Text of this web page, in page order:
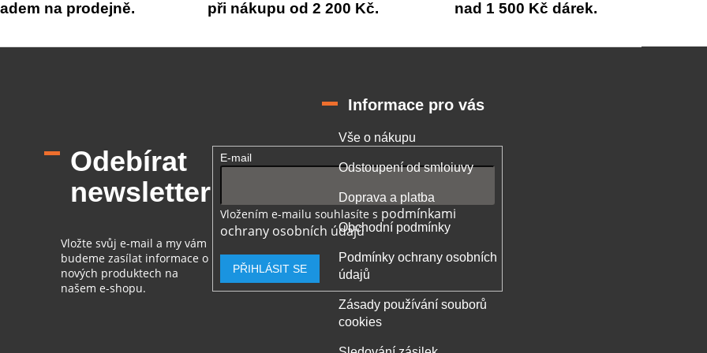
p
k
na prodejně.
při nákupu od 2 200 Kč.
nad 1 500 Kč dárek.
Odebírat
newsletter
Vložte svůj e-mail a my vám
budeme zasílat informace o
nových produktech na
našem e-shopu.
E-mail
Vložením e-mailu souhlasíte s podmínkami
ochrany osobních údajů
PŘIHLÁSIT SE
Informace pro vás
Vše o nákupu
Odstoupení od smloiuvy
Doprava a platba
Obchodní podmínky
Podmínky ochrany osobních
údajů
Zásady používání souborů
cookies